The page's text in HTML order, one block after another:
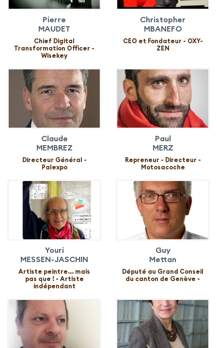
Pierre
MAUDET
Chief Digital
Transformation Officer -
Wisekey
Christopher
MBANEFO
CEO et Fondateur - OXY-
ZEN
Claude
MEMBREZ
Directeur Général -
Palexpo
Paul
MERZ
Repreneur - Directeur -
Motosacoche
Youri
MESSEN-JASCHIN
Artiste peintre... mais
pas que ! - Artiste
indépendant
Guy
Mettan
Député au Grand Conseil
du canton de Genève -